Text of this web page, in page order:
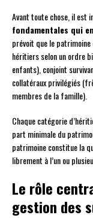
Avant toute chose, il est
fondamentales qui
prévoit que le patrimoine
héritiers selon un ordre
enfants), conjoint
collatéraux privilégiés
membres de la famille).
Chaque catégorie
part minimale du
patrimoine constitue la
librement à l’un ou
Le rôle
gestion des